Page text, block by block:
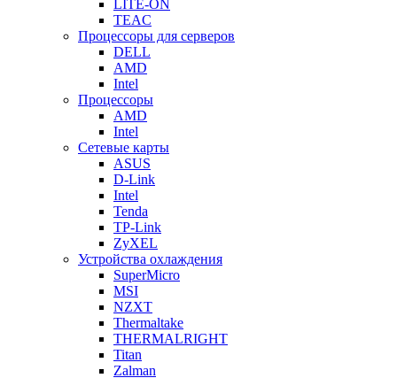
LITE-ON
TEAC
Процессоры для серверов
DELL
AMD
Intel
Процессоры
AMD
Intel
Сетевые карты
ASUS
D-Link
Intel
Tenda
TP-Link
ZyXEL
Устройства охлаждения
SuperMicro
MSI
NZXT
Thermaltake
THERMALRIGHT
Titan
Zalman